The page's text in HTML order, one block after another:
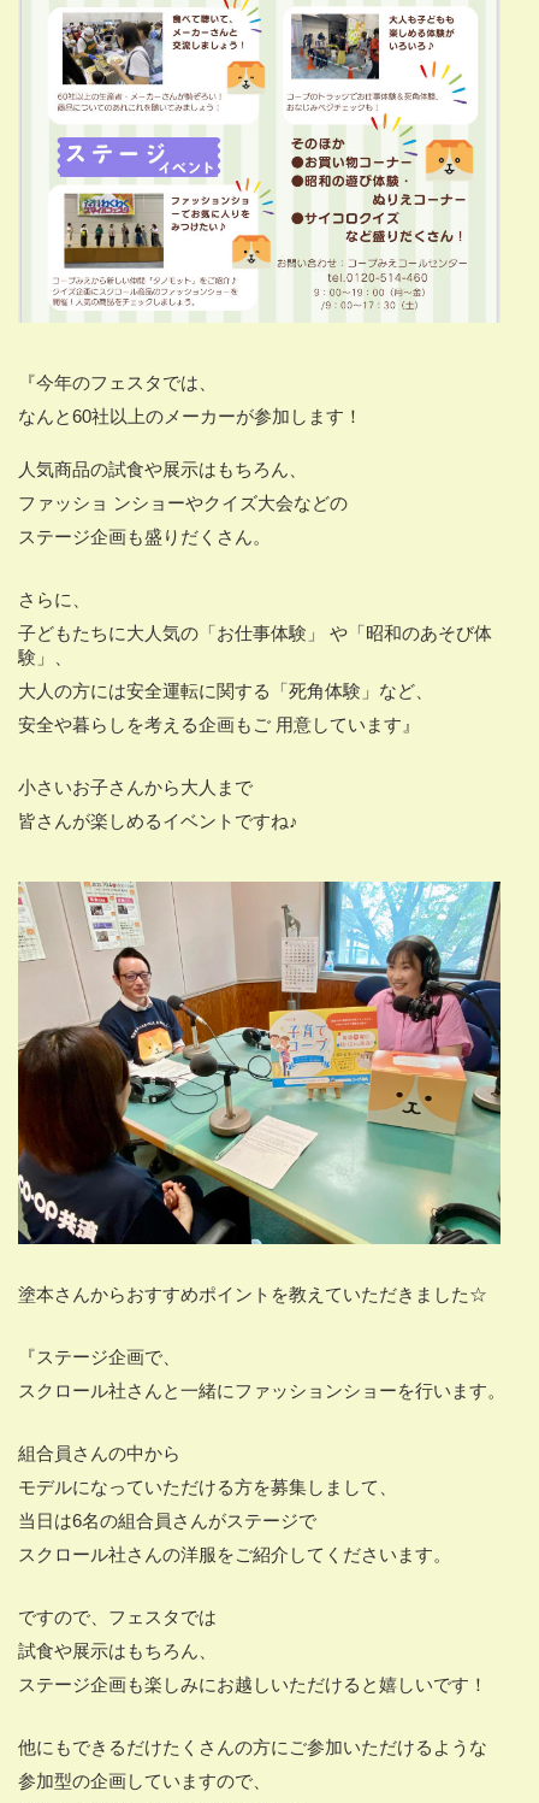
『今年のフェスタでは、
なんと60社以上のメーカーが参加します！
人気商品の試食や展示はもちろん、
ファッショ ンショーやクイズ大会などの
ステージ企画も盛りだくさん。
さらに、
子どもたちに大人気の「お仕事体験」 や「昭和のあそび体
験」、
大人の方には安全運転に関する「死角体験」など、
安全や暮らしを考える企画もご 用意しています』
小さいお子さんから大人まで
皆さんが楽しめるイベントですね♪
塗本さんからおすすめポイントを教えていただきました☆
『ステージ企画で、
スクロール社さんと一緒にファッションショーを行います。
組合員さんの中から
モデルになっていただける方を募集しまして、
当日は6名の組合員さんがステージで
スクロール社さんの洋服をご紹介してくださいます。
ですので、フェスタでは
試食や展示はもちろん、
ステージ企画も楽しみにお越しいただけると嬉しいです！
他にもできるだけたくさんの方にご参加いただけるような
参加型の企画していますので、